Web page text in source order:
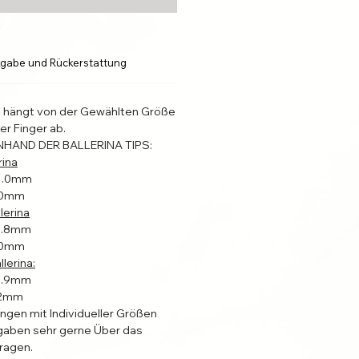
und Rückerstattung
hängt von der Gewählten Größe
Finger ab.
DER BALLERINA TIPS:
mit Individueller Größen
sehr gerne Über das